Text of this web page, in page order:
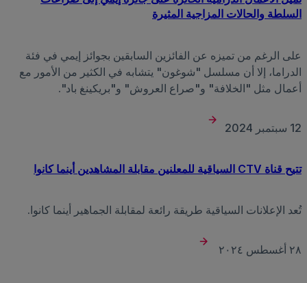
السلطة والحالات المزاجية المثيرة
على الرغم من تميزه عن الفائزين السابقين بجوائز إيمي في فئة
الدراما، إلا أن مسلسل "شوغون" يتشابه في الكثير من الأمور مع
أعمال مثل "الخلافة" و"صراع العروش" و"بريكينغ باد".
12 سبتمبر 2024
تتيح قناة CTV السياقية للمعلنين مقابلة المشاهدين أينما كانوا
تُعد الإعلانات السياقية طريقة رائعة لمقابلة الجماهير أينما كانوا.
٢٨ أغسطس ٢٠٢٤